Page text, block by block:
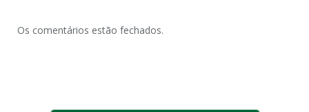
Os comentários estão fechados.